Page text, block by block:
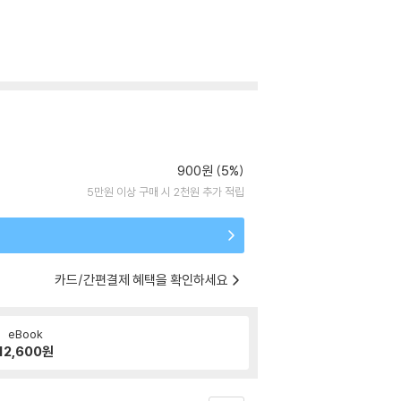
900원 (5%)
5만원 이상 구매 시 2천원 추가 적립
카드/간편결제 혜택을 확인하세요
eBook
원